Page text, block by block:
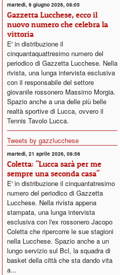
martedì, 9 giugno 2026, 08:05
Gazzetta Lucchese, ecco il
nuovo numero che celebra la
vittoria
E' in distribuzione il
cinquantaquattresimo numero del
periodico di Gazzetta Lucchese. Nella
rivista, una lunga intervista esclusiva
con il responsabile del settore
giovanile rossonero Massimo Morgia.
Spazio anche a una delle più belle
realtà sportive di Lucca, ovvero il
Tennis Tavolo Lucca.
Tweets by gazzlucchese
martedì, 21 aprile 2026, 08:56
Coletta: "Lucca sarà per me
sempre una seconda casa"
E' in distribuzione il cinquantatresimo
numero del periodico di Gazzetta
Lucchese. Nella rivista appena
stampata, una lunga intervista
esclusiva con l'ex rossonero Jacopo
Coletta che ripercorre le sue stagioni
nella Lucchese. Spazio anche a un
lungo servizio sul Bcl, la squadra di
basket della città che sta dando vita
a...